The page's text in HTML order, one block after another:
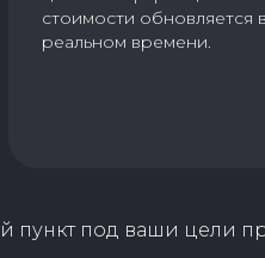
стоимости обновляется в
реальном времени.
пункт под ваши цели